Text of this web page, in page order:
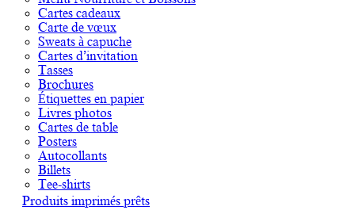
Cartes cadeaux
Carte de vœux
Sweats à capuche
Cartes d’invitation
Tasses
Brochures
Étiquettes en papier
Livres photos
Cartes de table
Posters
Autocollants
Billets
Tee-shirts
Produits imprimés prêts